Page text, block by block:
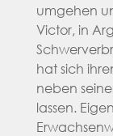
umgehen
Victor, in
hat sich
neben
lassen.